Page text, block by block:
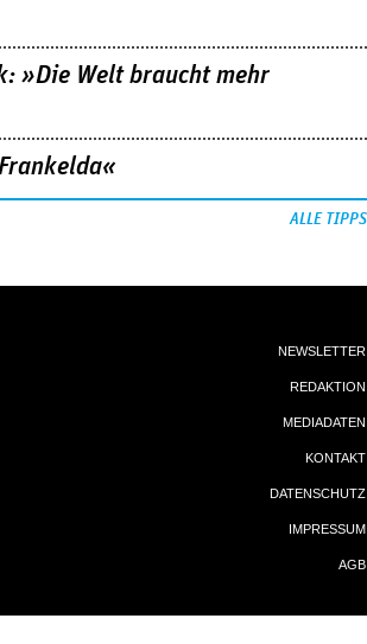
»Die Welt braucht mehr
ALLE TIPPS
NEWSLETTER
REDAKTION
MEDIADATEN
KONTAKT
DATENSCHUTZ
IMPRESSUM
AGB